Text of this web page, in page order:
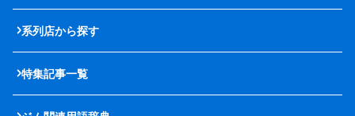
系列店から探す
特集記事一覧